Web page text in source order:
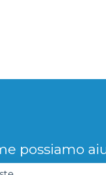
le traduzioni
possiamo